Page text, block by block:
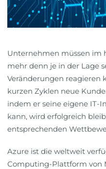
Unternehmen müssen im
mehr denn je in der Lage
Veränderungen reagieren
kurzen Zyklen neue
indem er seine eigene IT-
kann, wird erfolgreich
entsprechenden
Azure ist die weltweit
Computing-Plattform von